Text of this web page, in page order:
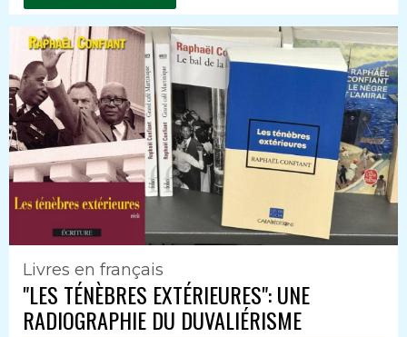
Livres en français
"LES TÉNÈBRES EXTÉRIEURES": UNE
RADIOGRAPHIE DU DUVALIÉRISME